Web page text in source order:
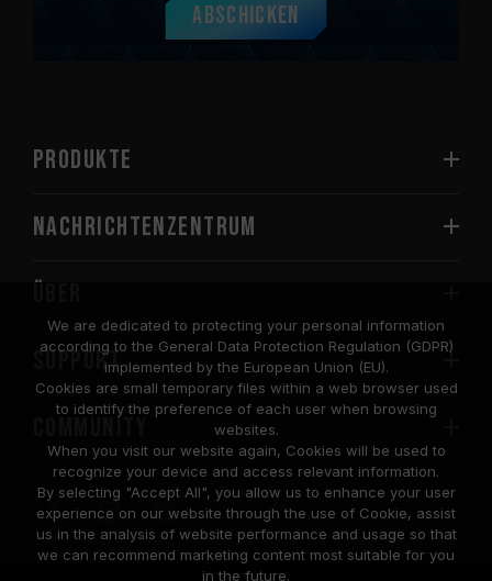
Abschicken
PRODUKTE
Nachrichtenzentrum
SUPPORT
COMMUNITY
We are dedicated to protecting your personal information
according to the General Data Protection Regulation (GDPR)
implemented by the European Union (EU).
Cookies are small temporary files within a web browser used
to identify the preference of each user when browsing
websites.
When you visit our website again, Cookies will be used to
recognize your device and access relevant information.
By selecting "Accept All", you allow us to enhance your user
experience on our website through the use of Cookie, assist
us in the analysis of website performance and usage so that
we can recommend marketing content most suitable for you
in the future.